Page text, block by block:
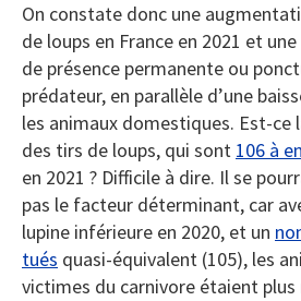
On constate donc une
de loups en France en 2021 et
de présence permanente ou
prédateur, en parallèle d’une
les animaux domestiques. Est-ce
des tirs de loups, qui sont 106 à
en 2021 ? Difficile à dire. Il se
pas le facteur déterminant, car
lupine inférieure en 2020, et un
tués quasi-équivalent (105), les
victimes du carnivore étaient plus